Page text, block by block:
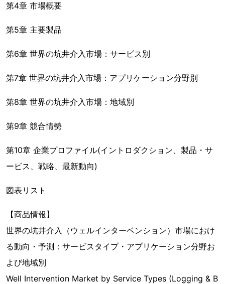
第4章 市場概要
第5章 主要製品
第6章 世界の坑井介入市場：サービス別
第7章 世界の坑井介入市場：アプリケーション分野別
第8章 世界の坑井介入市場：地域別
第9章 競合情勢
第10章 企業プロファイル(イントロダクション、製品・サ
ービス、戦略、最新動向)
図表リスト
【商品情報】
世界の坑井介入（ウェルインターベンション）市場におけ
る動向・予測：サービスタイプ・アプリケーション分野お
よび地域別
Well Intervention Market by Service Types (Logging & B